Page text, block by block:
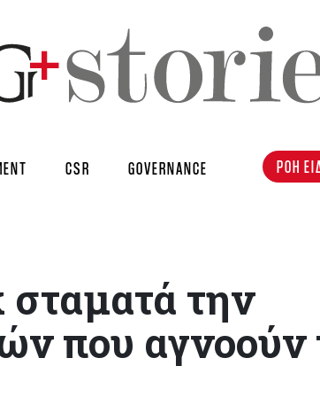
CSR GOVERNANCE ΡΟΗ
την
που αγνοούν